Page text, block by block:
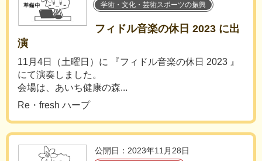
学術・文化・芸術スポーツの振興
フィドル音楽の休日 2023 に出
演
11月4日（土曜日）に 『フィドル音楽の休日 2023 』
にて演奏しました。
会場は、あいち健康の森...
Re・fresh ハープ
公開日：2023年11月28日